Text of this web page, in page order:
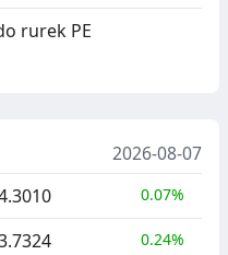
rurek PE
2026-08-07
0.07%
0.24%